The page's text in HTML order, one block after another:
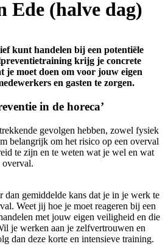
Ede (halve dag)
kunt handelen bij een potentiële
krijg je concrete
je moet doen om voor jouw eigen
en gasten te zorgen.
in de horeca’
gevolgen hebben, zowel fysiek
belangrijk om het risico op een overval
te zijn en te weten wat je wel en wat
overval.
dan gemiddelde kans dat je in je werk te
Weet jij hoe je moet reageren bij een
met jouw eigen veiligheid en die
je werken aan je zelfvertrouwen en
dan deze korte en intensieve training.